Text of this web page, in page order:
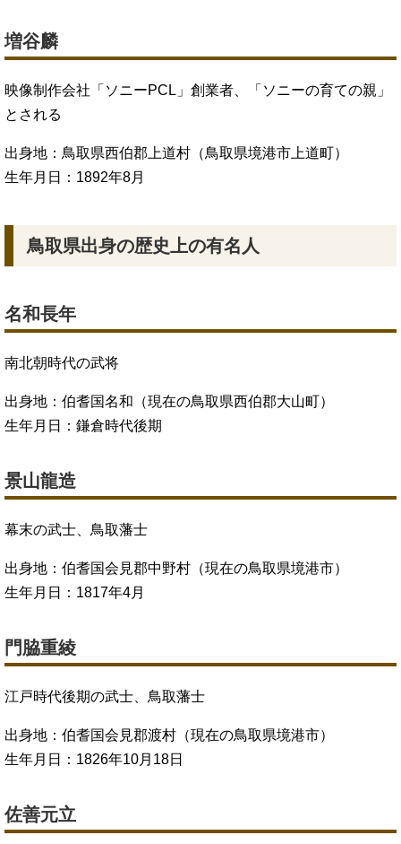
増谷麟
映像制作会社「ソニーPCL」創業者、「ソニーの育ての親」
とされる
出身地：鳥取県西伯郡上道村（鳥取県境港市上道町）
生年月日：1892年8月
鳥取県出身の歴史上の有名人
名和長年
南北朝時代の武将
出身地：伯耆国名和（現在の鳥取県西伯郡大山町）
生年月日：鎌倉時代後期
景山龍造
幕末の武士、鳥取藩士
出身地：伯耆国会見郡中野村（現在の鳥取県境港市）
生年月日：1817年4月
門脇重綾
江戸時代後期の武士、鳥取藩士
出身地：伯耆国会見郡渡村（現在の鳥取県境港市）
生年月日：1826年10月18日
佐善元立